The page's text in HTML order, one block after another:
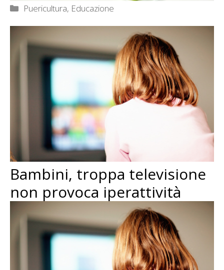
Categorie
Puericultura, Educazione
Bambini, troppa televisione
non provoca iperattività